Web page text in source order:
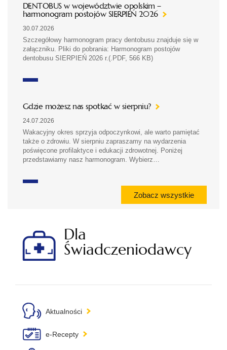
DENTOBUS w województwie opolskim –
harmonogram postojów SIERPIEŃ 2026
30.07.2026
Szczegółowy harmonogram pracy dentobusu znajduje się w
załączniku. Pliki do pobrania: Harmonogram postojów
dentobusu SIERPIEŃ 2026 r.(.PDF, 566 KB)
Gdzie możesz nas spotkać w sierpniu?
24.07.2026
Wakacyjny okres sprzyja odpoczynkowi, ale warto pamiętać
także o zdrowiu. W sierpniu zapraszamy na wydarzenia
poświęcone profilaktyce i edukacji zdrowotnej. Poniżej
przedstawiamy nasz harmonogram. Wybierz…
Zobacz wszystkie
Dla
Świadczeniodawcy
Aktualności
e-Recepty